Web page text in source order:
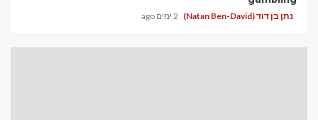
נתן בן דוד (Natan Ben-David) 2 ימים ago